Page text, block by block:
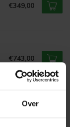
Over
€349,00
€743,00